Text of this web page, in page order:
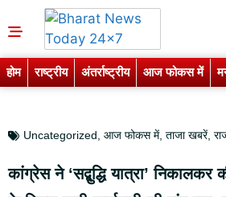
होम राष्ट्रीय अंतर्राष्ट्रीय आज फोकस में
Uncategorized आज फोकस में, ताजा खबरें,
कांग्रेस ने ‘सद्बुद्धि यात्रा’ निकालकर